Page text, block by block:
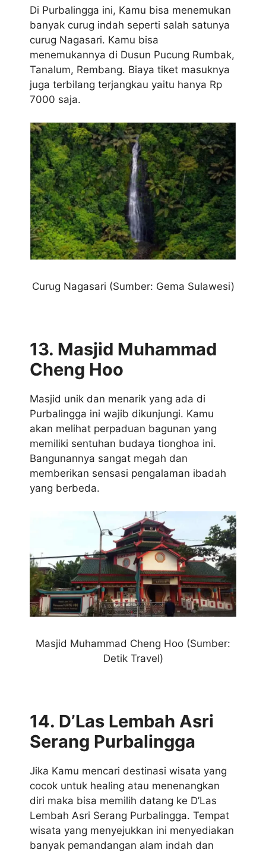
Di Purbalingga ini, Kamu bisa menemukan
banyak curug indah seperti salah satunya
curug Nagasari. Kamu bisa
menemukannya di Dusun Pucung Rumbak,
Tanalum, Rembang. Biaya tiket masuknya
juga terbilang terjangkau yaitu hanya Rp
7000 saja.
Curug Nagasari (Sumber: Gema Sulawesi)
13. Masjid Muhammad
Cheng Hoo
Masjid unik dan menarik yang ada di
Purbalingga ini wajib dikunjungi. Kamu
akan melihat perpaduan bagunan yang
memiliki sentuhan budaya tionghoa ini.
Bangunannya sangat megah dan
memberikan sensasi pengalaman ibadah
yang berbeda.
Masjid Muhammad Cheng Hoo (Sumber:
Detik Travel)
14. D’Las Lembah Asri
Serang Purbalingga
Jika Kamu mencari destinasi wisata yang
cocok untuk healing atau menenangkan
diri maka bisa memilih datang ke D’Las
Lembah Asri Serang Purbalingga. Tempat
wisata yang menyejukkan ini menyediakan
banyak pemandangan alam indah dan